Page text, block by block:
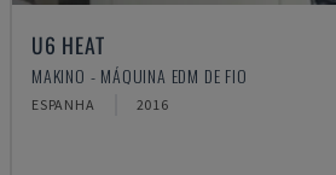
U6 HEAT
MAKINO - MÁQUINA EDM DE FIO
ESPANHA 2016